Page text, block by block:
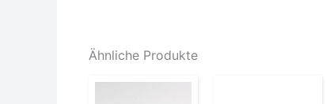
Ähnliche Produkte